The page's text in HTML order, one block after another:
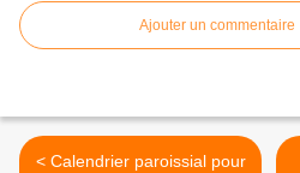
Ajouter un commentaire
< Calendrier paroissial pour